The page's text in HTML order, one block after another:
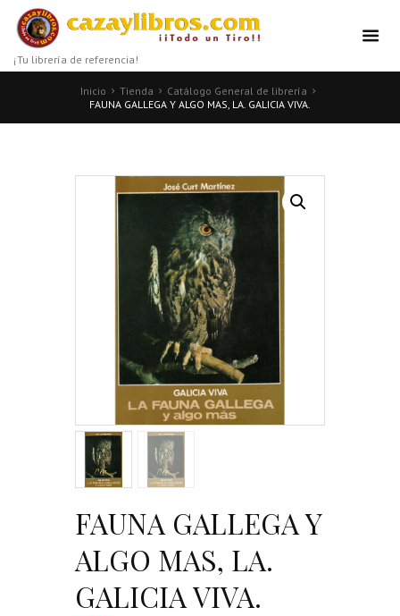
¡Tu librería de referencia!
Inicio Tienda
Catálogo General de librería
FAUNA GALLEGA Y ALGO MAS, LA. GALICIA VIVA.
FAUNA GALLEGA Y
ALGO MAS, LA.
GALICIA VIVA.